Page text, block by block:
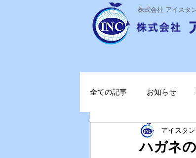
株式会社 アイスタ
全ての記事 お知らせ
ステライザ 感染対策
ハガネ
アイスタ